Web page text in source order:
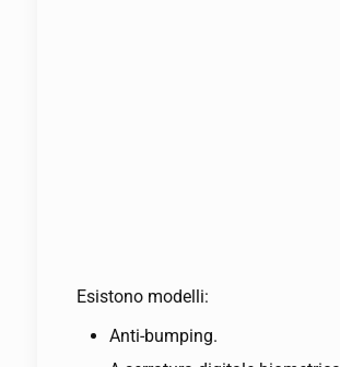
Esistono modelli:
Anti-bumping.